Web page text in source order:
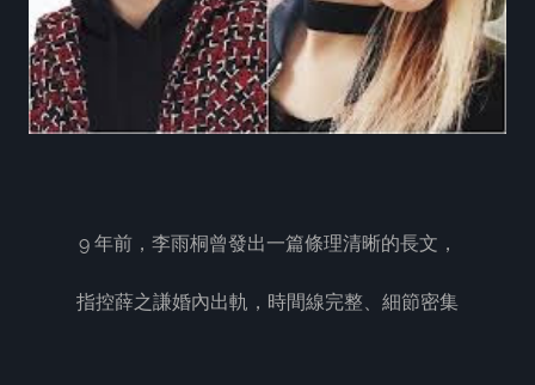
9 年前，李雨桐曾發出一篇條理清晰的長文，
指控薛之謙婚內出軌，時間線完整、細節密集